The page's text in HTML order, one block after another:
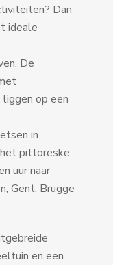
Dan
ideale
De
op een
in
pittoreske
uur naar
Gent, Brugge
en een